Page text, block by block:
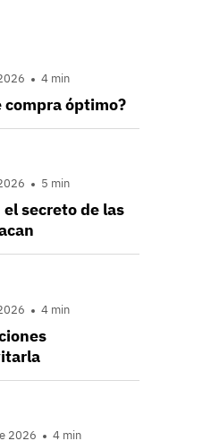
4 min
compra óptimo?
5 min
secreto de las
4 min
2026 4 min